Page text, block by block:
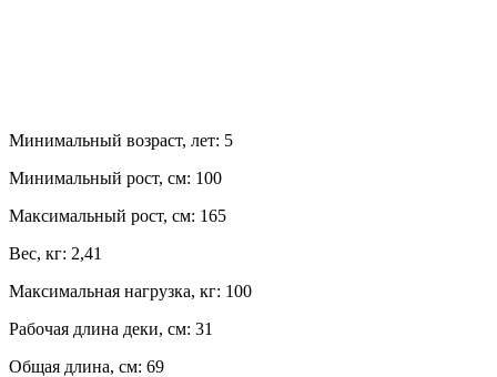
Минимальный возраст, лет: 5
Минимальный рост, см: 100
Максимальный рост, см: 165
Вес, кг: 2,41
Максимальная нагрузка, кг: 100
Рабочая длина деки, см: 31
Общая длина, см: 69